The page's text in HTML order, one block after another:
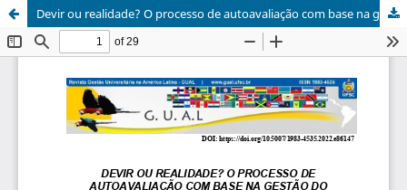
Devir ou realidade? O processo de autoavaliação com base na gestão do conhecimento e na teoria institucional